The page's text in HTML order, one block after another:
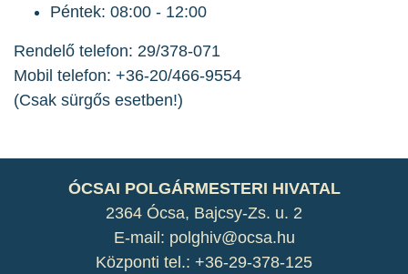
Péntek: 08:00 - 12:00
Rendelő telefon: 29/378-071
Mobil telefon: +36-20/466-9554
(Csak sürgős esetben!)
ÓCSAI POLGÁRMESTERI HIVATAL
2364 Ócsa, Bajcsy-Zs. u. 2
E-mail: polghiv@ocsa.hu
Központi tel.: +36-29-378-125